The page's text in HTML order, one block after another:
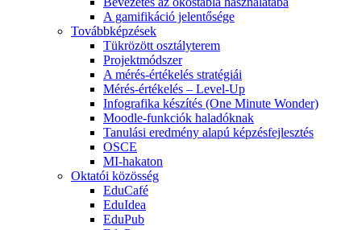
A gamifikáció jelentősége
Továbbképzések
Tükrözött osztályterem
Projektmódszer
A mérés-értékelés stratégiái
Mérés-értékelés – Level-Up
Infografika készítés (One Minute Wonder)
Moodle-funkciók haladóknak
Tanulási eredmény alapú képzésfejlesztés
OSCE
MI-hakaton
Oktatói közösség
EduCafé
EduIdea
EduPub